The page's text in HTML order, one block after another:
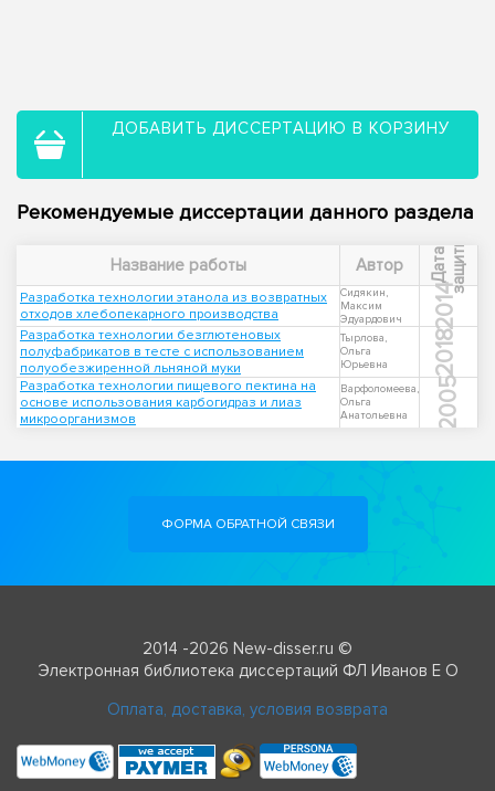
ДОБАВИТЬ ДИССЕРТАЦИЮ В КОРЗИНУ
Рекомендуемые диссертации данного раздела
Название работы Автор Д
а
т
а
з
а
щ
и
т ы
Разработка технологии этанола из возвратных
отходов хлебопекарного производства
Сидякин,
Максим
Эдуардович
2014
Разработка технологии безглютеновых
полуфабрикатов в тесте с использованием
полуобезжиренной льняной муки
Тырлова,
Ольга
Юрьевна
2018
Разработка технологии пищевого пектина на
основе использования карбогидраз и лиаз
микроорганизмов
Варфоломеева,
Ольга
Анатольевна
2005
ФОРМА ОБРАТНОЙ СВЯЗИ
2014 -2026 New-disser.ru ©
Электронная библиотека диссертаций ФЛ Иванов Е О
Оплата, доставка, условия возврата